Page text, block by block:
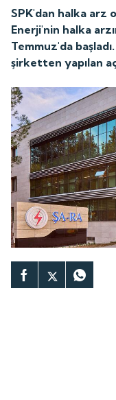
SPK'dan halka arz
Enerji'nin halka
Temmuz'da
şirketten yapılan